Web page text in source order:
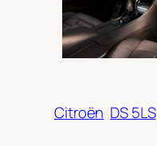
Citroën DS 5LS